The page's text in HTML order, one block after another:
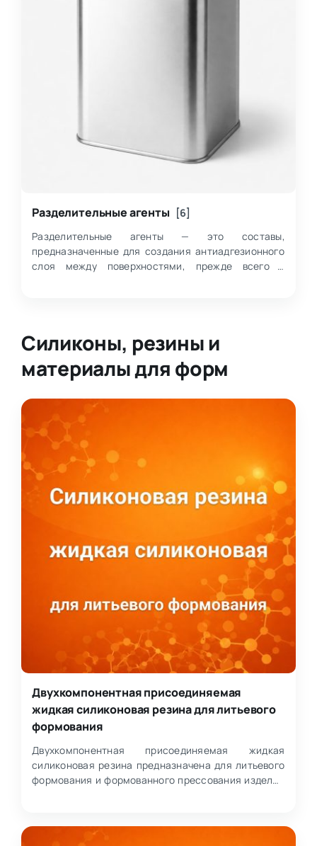
Разделительные агенты
[6]
Разделительные агенты — это составы,
предназначенные для создания антиадгезионного
слоя между поверхностями, прежде всего в
Силиконы, резины и
материалы для форм
Двухкомпонентная присоединяемая
жидкая силиконовая резина для литьевого
формования
Двухкомпонентная присоединяемая жидкая
силиконовая резина предназначена для литьевого
формования и формованного прессования изделий